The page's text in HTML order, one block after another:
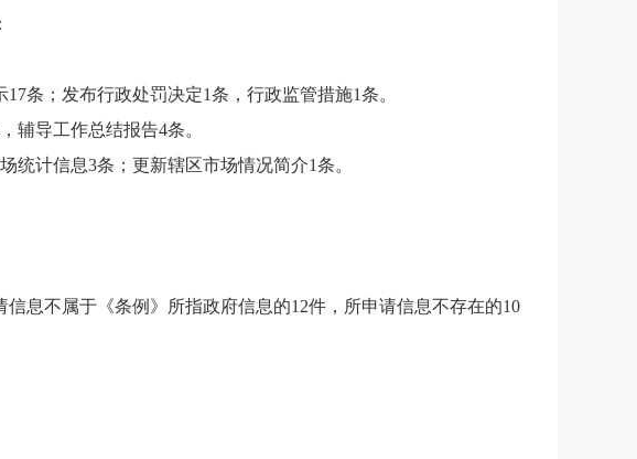
条；发布行政处罚决定1条，行政监管措施1条。
辅导工作总结报告4条。
计信息3条；更新辖区市场情况简介1条。
息不属于《条例》所指政府信息的12件，所申请信息不存在的10